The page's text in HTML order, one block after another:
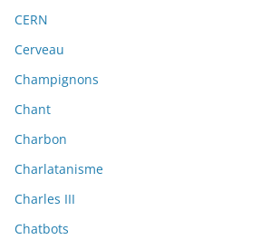
CERN
Cerveau
Champignons
Chant
Charbon
Charlatanisme
Charles III
Chatbots